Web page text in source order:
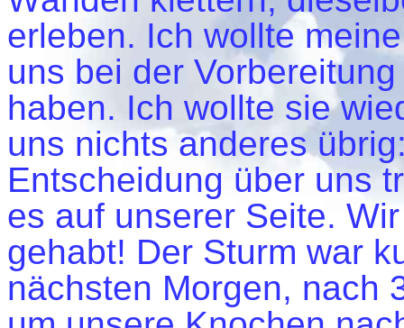
erleben. Ich wollte
uns bei der
haben. Ich wollte sie
uns nichts anderes
Entscheidung über uns
es auf unserer Seite.
gehabt! Der Sturm war
nächsten Morgen, nach